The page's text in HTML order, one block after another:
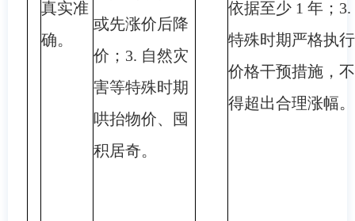
真实准
确。
或先涨价后降
价；3. 自然灾
害等特殊时期
哄抬物价、囤
积居奇。
依据至少 1 年；3.
特殊时期严格执行
价格干预措施，不
得超出合理涨幅。